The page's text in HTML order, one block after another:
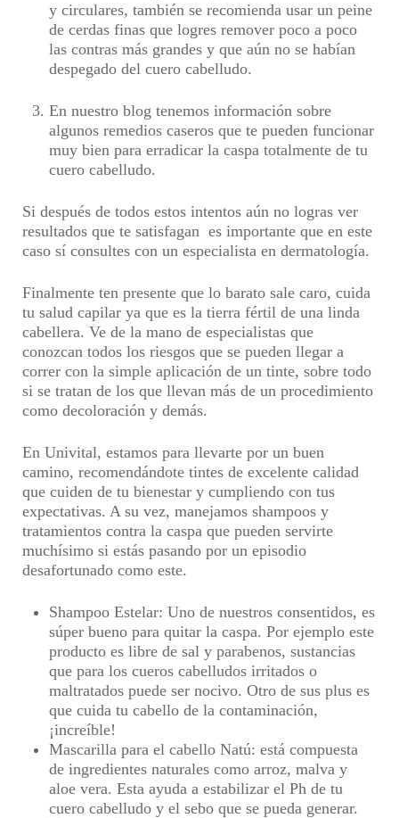
y circulares, también se recomienda usar un peine
de cerdas finas que logres remover poco a poco
las contras más grandes y que aún no se habían
despegado del cuero cabelludo.
En nuestro blog tenemos información sobre
algunos remedios caseros que te pueden funcionar
muy bien para erradicar la caspa totalmente de tu
cuero cabelludo.
Si después de todos estos intentos aún no logras ver
resultados que te satisfagan es importante que en este
caso sí consultes con un especialista en dermatología.
Finalmente ten presente que lo barato sale caro, cuida
tu salud capilar ya que es la tierra fértil de una linda
cabellera. Ve de la mano de especialistas que
conozcan todos los riesgos que se pueden llegar a
correr con la simple aplicación de un tinte, sobre todo
si se tratan de los que llevan más de un procedimiento
como decoloración y demás.
En Univital, estamos para llevarte por un buen
camino, recomendándote tintes de excelente calidad
que cuiden de tu bienestar y cumpliendo con tus
expectativas. A su vez, manejamos shampoos y
tratamientos contra la caspa que pueden servirte
muchísimo si estás pasando por un episodio
desafortunado como este.
Shampoo Estelar: Uno de nuestros consentidos, es
súper bueno para quitar la caspa. Por ejemplo este
producto es libre de sal y parabenos, sustancias
que para los cueros cabelludos irritados o
maltratados puede ser nocivo. Otro de sus plus es
que cuida tu cabello de la contaminación,
¡increíble!
Mascarilla para el cabello Natú: está compuesta
de ingredientes naturales como arroz, malva y
aloe vera. Esta ayuda a estabilizar el Ph de tu
cuero cabelludo y el sebo que se pueda generar.